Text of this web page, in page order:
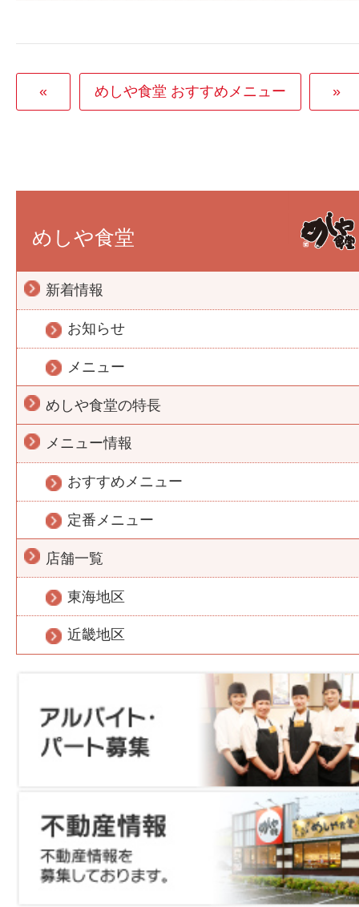
« めしや食堂 おすすめメニュー »
めしや食堂
新着情報
お知らせ
メニュー
めしや食堂の特長
メニュー情報
おすすめメニュー
定番メニュー
店舗一覧
東海地区
近畿地区